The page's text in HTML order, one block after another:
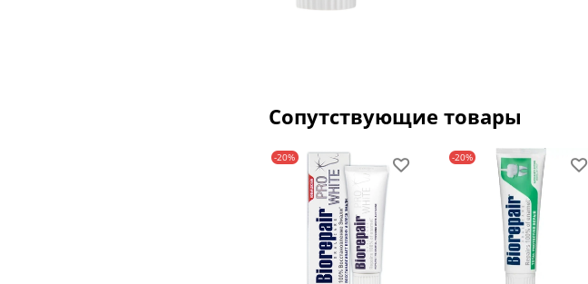
Сопутствующие товары
-20% -20%